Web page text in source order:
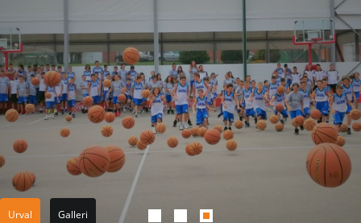
Urval Galleri